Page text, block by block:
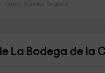
Casas Rurales Segovia
La Bodega de la